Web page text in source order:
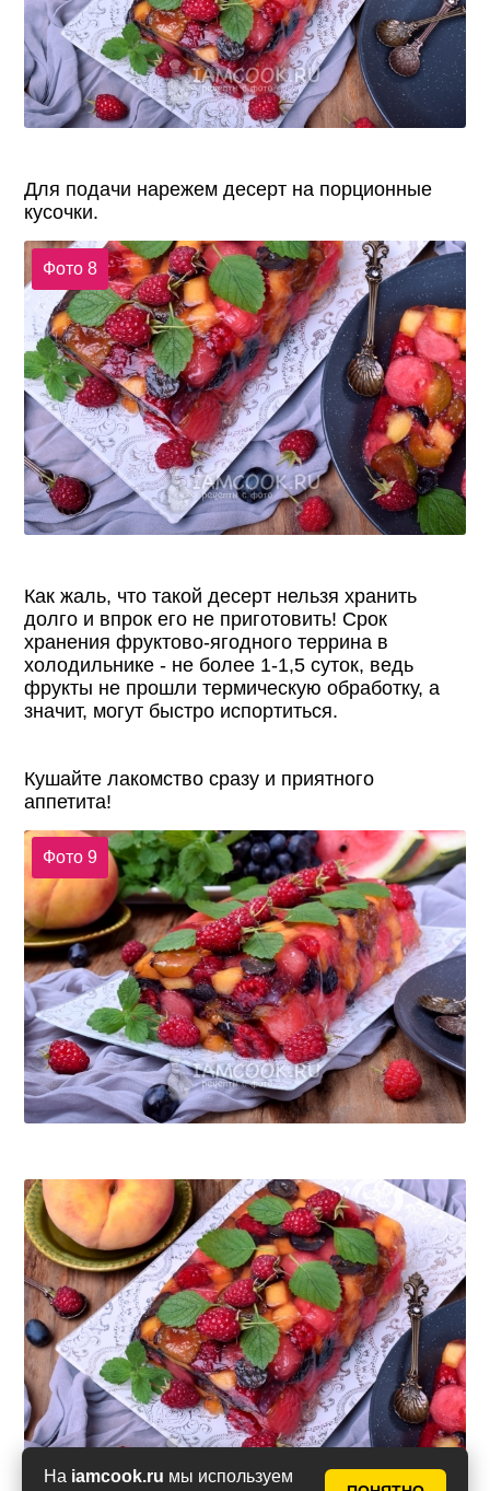
На iamcook.ru мы используем
Для подачи нарежем десерт на порционные
кусочки.
Фото 8
Как жаль, что такой десерт нельзя хранить
долго и впрок его не приготовить! Срок
хранения фруктово-ягодного террина в
холодильнике - не более 1-1,5 суток, ведь
фрукты не прошли термическую обработку, а
значит, могут быстро испортиться.
Кушайте лакомство сразу и приятного
аппетита!
Фото 9